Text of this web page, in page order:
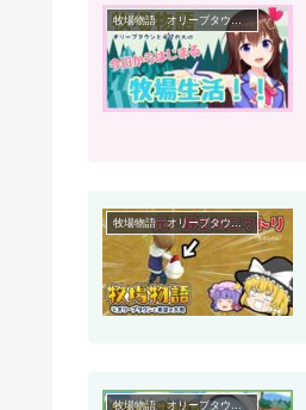
牧場物語 オリーブタウンと希望の大地
牧場物語 オリーブタウンと希望の大地
牧場物語 オリーブタウンと希望の大地